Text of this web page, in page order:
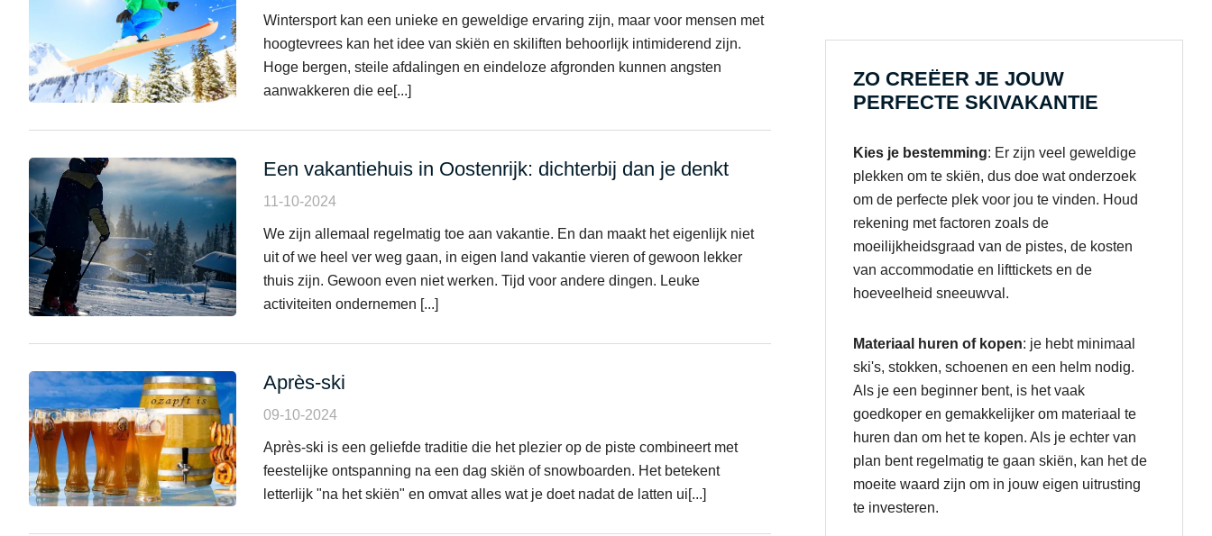
Wintersport kan een unieke en geweldige ervaring zijn, maar voor mensen met
hoogtevrees kan het idee van skiën en skiliften behoorlijk intimiderend zijn.
Hoge bergen, steile afdalingen en eindeloze afgronden kunnen angsten
aanwakkeren die ee[...]
Een vakantiehuis in Oostenrijk: dichterbij dan je denkt
11-10-2024
We zijn allemaal regelmatig toe aan vakantie. En dan maakt het eigenlijk niet
uit of we heel ver weg gaan, in eigen land vakantie vieren of gewoon lekker
thuis zijn. Gewoon even niet werken. Tijd voor andere dingen. Leuke
activiteiten ondernemen [...]
Après-ski
09-10-2024
Après-ski is een geliefde traditie die het plezier op de piste combineert met
feestelijke ontspanning na een dag skiën of snowboarden. Het betekent
letterlijk "na het skiën" en omvat alles wat je doet nadat de latten ui[...]
ZO CREËER JE JOUW
PERFECTE SKIVAKANTIE
Kies je bestemming: Er zijn veel geweldige
plekken om te skiën, dus doe wat onderzoek
om de perfecte plek voor jou te vinden. Houd
rekening met factoren zoals de
moeilijkheidsgraad van de pistes, de kosten
van accommodatie en lifttickets en de
hoeveelheid sneeuwval.
Materiaal huren of kopen: je hebt minimaal
ski's, stokken, schoenen en een helm nodig.
Als je een beginner bent, is het vaak
goedkoper en gemakkelijker om materiaal te
huren dan om het te kopen. Als je echter van
plan bent regelmatig te gaan skiën, kan het de
moeite waard zijn om in jouw eigen uitrusting
te investeren.